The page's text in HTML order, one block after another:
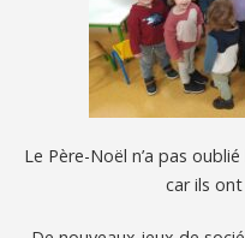
Le Père-Noël n’a pas
car ils